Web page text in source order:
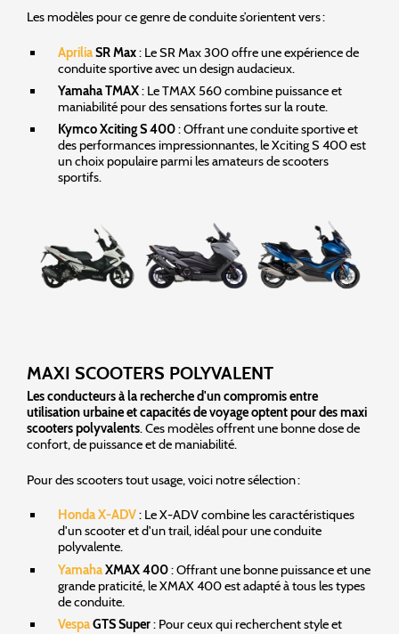
Les modèles pour ce genre de conduite s’orientent vers :
ApriliaSR Max: Le SR Max 300 offre une expérience de
conduite sportive avec un design audacieux.
Yamaha TMAX: Le TMAX 560 combine puissance et
maniabilité pour des sensations fortes sur la route.
Kymco Xciting S 400: Offrant une conduite sportive et
des performances impressionnantes, le Xciting S 400 est
un choix populaire parmi les amateurs de scooters
sportifs.
MAXI SCOOTERS POLYVALENT
Les conducteurs à la recherche d'un compromis entre
utilisation urbaine et capacités de voyage optent pour des maxi
scooters polyvalents. Ces modèles offrent une bonne dose de
confort, de puissance et de maniabilité.
Pour des scooters tout usage, voici notre sélection :
Honda X-ADV: Le X-ADV combine les caractéristiques
d'un scooter et d'un trail, idéal pour une conduite
polyvalente.
YamahaXMAX 400: Offrant une bonne puissance et une
grande praticité, le XMAX 400 est adapté à tous les types
de conduite.
VespaGTS Super: Pour ceux qui recherchent style et